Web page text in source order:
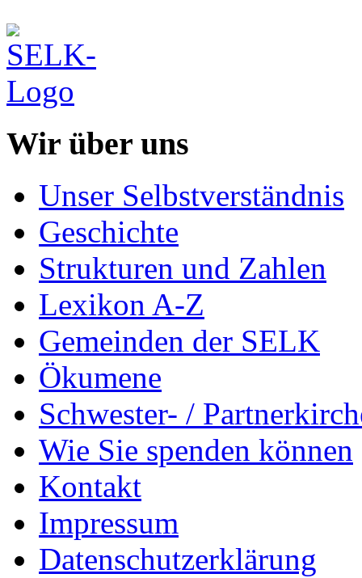
Wir über uns
Unser Selbstverständnis
Geschichte
Strukturen und Zahlen
Lexikon A-Z
Gemeinden der SELK
Ökumene
Schwester- /
Wie Sie spenden können
Kontakt
Impressum
Datenschutzerklärung